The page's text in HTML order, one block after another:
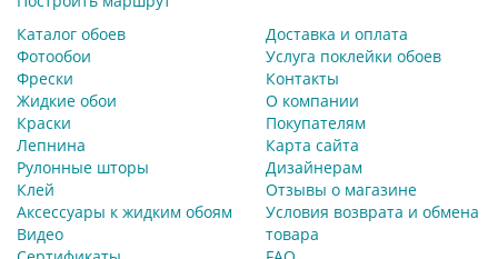
Каталог обоев
Фотообои
Фрески
Жидкие обои
Краски
Лепнина
Рулонные шторы
Клей
Аксессуары к жидким обоям
Видео
Доставка и оплата
Услуга поклейки обоев
Контакты
О компании
Покупателям
Карта сайта
Дизайнерам
Отзывы о магазине
Условия возврата и обмена
товара